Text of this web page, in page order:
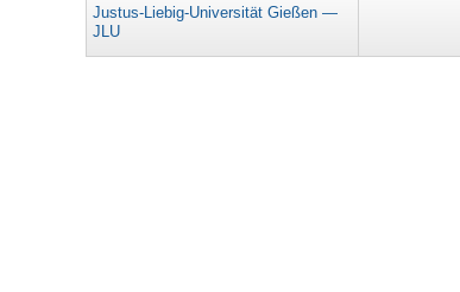
Justus-Liebig-Universität Gießen —
JLU